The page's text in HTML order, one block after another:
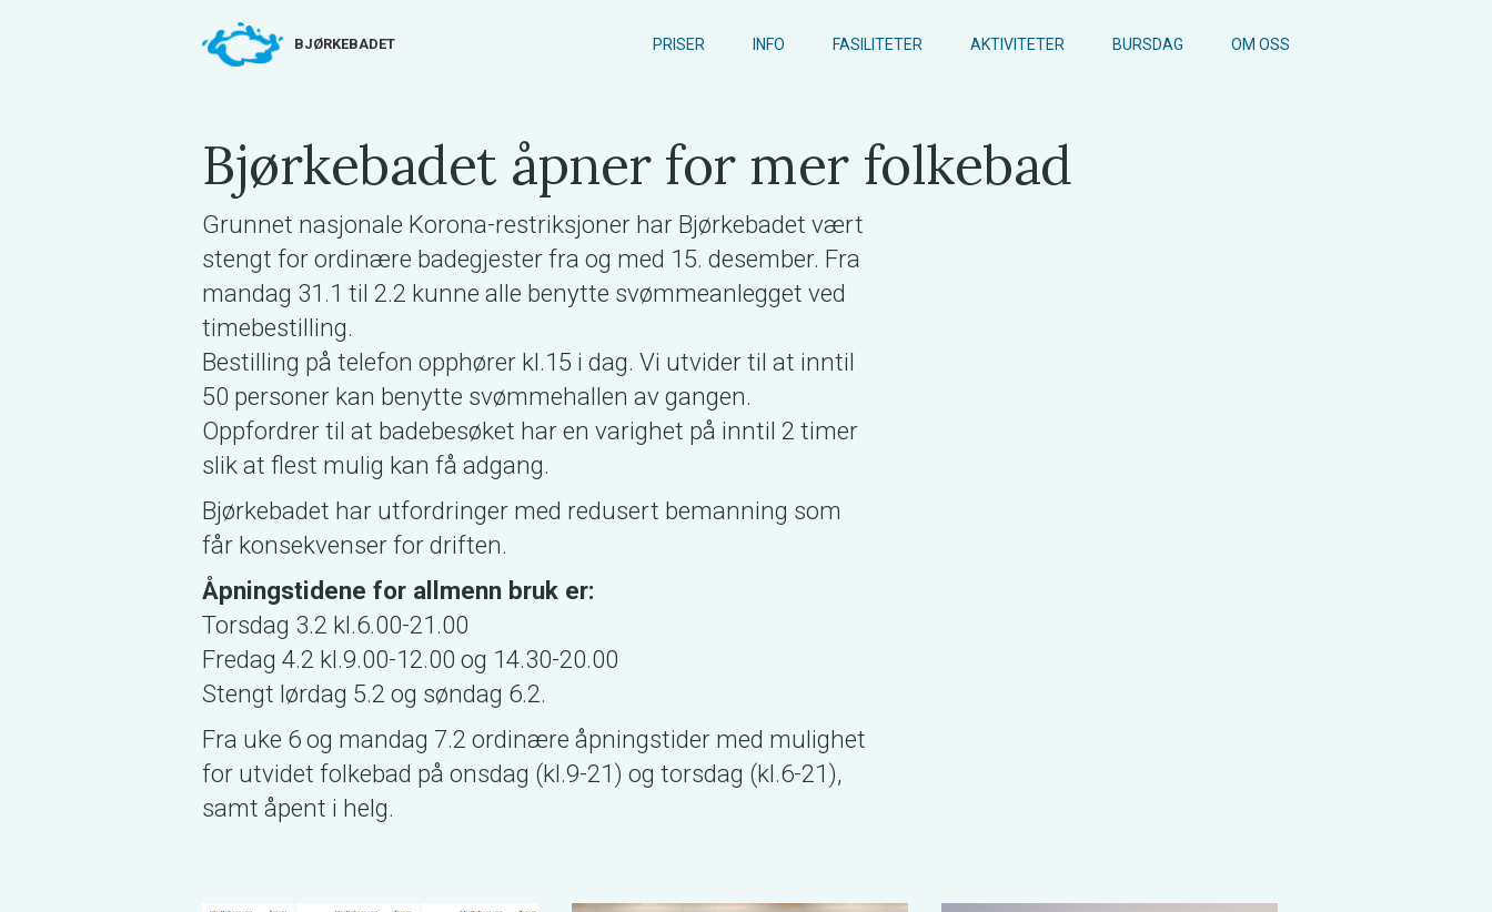
BJØRKEBADET PRISER INFO FASILITETER AKTIVITETER BURSDAG OM OSS
Bjørkebadet åpner for mer folkebad
Grunnet nasjonale Korona-restriksjoner har Bjørkebadet vært
stengt for ordinære badegjester fra og med 15. desember. Fra
mandag 31.1 til 2.2 kunne alle benytte svømmeanlegget ved
timebestilling.
Bestilling på telefon opphører kl.15 i dag. Vi utvider til at inntil
50 personer kan benytte svømmehallen av gangen.
Oppfordrer til at badebesøket har en varighet på inntil 2 timer
slik at flest mulig kan få adgang.
Bjørkebadet har utfordringer med redusert bemanning som
får konsekvenser for driften.
Åpningstidene for allmenn bruk er:
Torsdag 3.2 kl.6.00-21.00
Fredag 4.2 kl.9.00-12.00 og 14.30-20.00
Stengt lørdag 5.2 og søndag 6.2.
Fra uke 6 og mandag 7.2 ordinære åpningstider med mulighet
for utvidet folkebad på onsdag (kl.9-21) og torsdag (kl.6-21),
samt åpent i helg.